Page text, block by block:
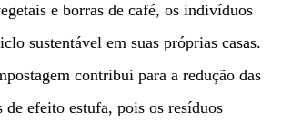
e borras de café, os indivíduos
sustentável em suas próprias casas.
contribui para a redução das
de efeito estufa, pois os resíduos